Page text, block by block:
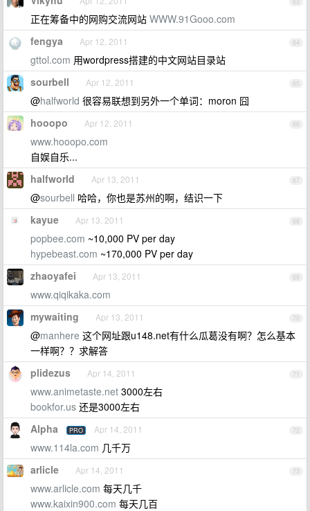
正在筹备中的网购交流网站 WWW.91Gooo.com
64
fengya Apr 12, 2011
gttol.com 用wordpress搭建的中文网站目录站
65
sourbell Apr 12, 2011
@halfworld 很容易联想到另外一个单词：moron 囧
66
hooopo Apr 12, 2011
www.hooopo.com
自娱自乐...
67
halfworld Apr 13, 2011
@sourbell 哈哈，你也是苏州的啊，结识一下
68
kayue Apr 13, 2011
popbee.com ~10,000 PV per day
hypebeast.com ~170,000 PV per day
69
zhaoyafei Apr 13, 2011
www.qiqikaka.com
70
mywaiting Apr 13, 2011
@manhere 这个网址跟u148.net有什么瓜葛没有啊？怎么基本
一样啊？？求解答
71
plidezus Apr 14, 2011
www.animetaste.net 3000左右
bookfor.us 还是3000左右
72
Alpha PRO Apr 14, 2011
www.114la.com 几千万
73
arlicle Apr 14, 2011
www.arlicle.com 每天几千
www.kaixin900.com 每天几百